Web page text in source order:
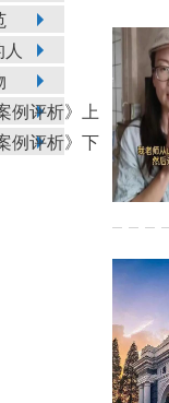
例评析》上
例评析》下